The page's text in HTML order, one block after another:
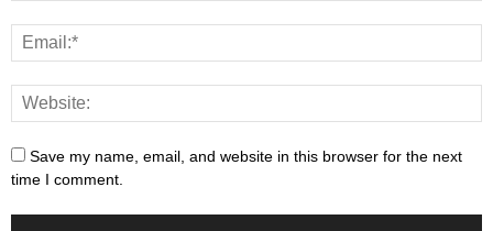
Save my name, email, and website in this browser for the next
time I comment.